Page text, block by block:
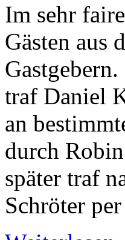
Im sehr
Gästen aus
traf Daniel
an
durch
später traf
Schröter